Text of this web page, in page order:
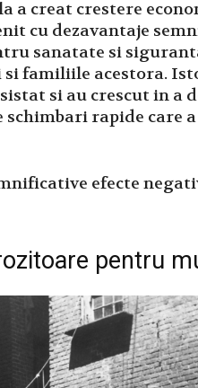
a creat crestere
cu dezavantaje
sanatate si
familiile acestora.
si au crescut in a
rapide care
efecte
pentru